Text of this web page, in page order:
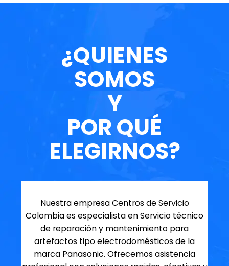
¿QUIENES
SOMOS
Y
POR QUÉ
ELEGIRNOS?
Nuestra empresa Centros de Servicio
Colombia es especialista en Servicio técnico
de reparación y mantenimiento para
artefactos tipo electrodomésticos de la
marca Panasonic. Ofrecemos asistencia